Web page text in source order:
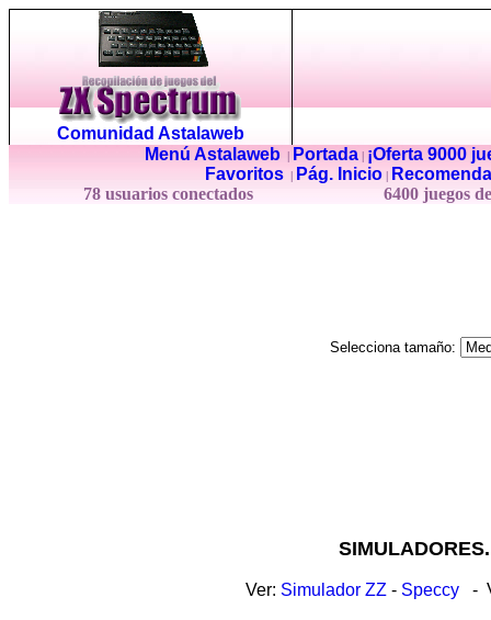
Comunidad Astalaweb
Menú Astalaweb| Portada|
¡Oferta 9000
Favoritos
Pág. Inicio
78 usuarios conectados
6400 juegos
Selecciona tamaño:
Ver: Simulador ZZ - Speccy -